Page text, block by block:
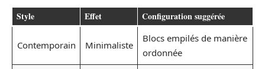
Style Effet Configuration suggérée
Contemporain Minimaliste
Blocs empilés de manière
ordonnée